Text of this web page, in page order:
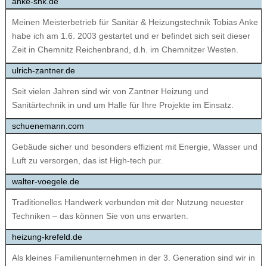
Meinen Meisterbetrieb für Sanitär & Heizungstechnik Tobias Anke
habe ich am 1.6. 2003 gestartet und er befindet sich seit dieser
Zeit in Chemnitz Reichenbrand, d.h. im Chemnitzer Westen.
ulrich-zantner.de
Seit vielen Jahren sind wir von Zantner Heizung und
Sanitärtechnik in und um Halle für Ihre Projekte im Einsatz.
schuenemann.com
Gebäude sicher und besonders effizient mit Energie, Wasser und
Luft zu versorgen, das ist High-tech pur.
walter-voegele.de
Traditionelles Handwerk verbunden mit der Nutzung neuester
Techniken – das können Sie von uns erwarten.
heizung-krefeld.de
Als kleines Familienunternehmen in der 3. Generation sind wir in